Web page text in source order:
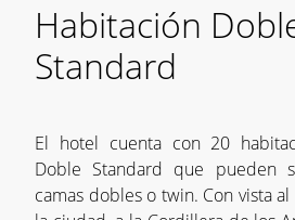
Habitación
Standard
El hotel cuenta con 20
Doble Standard que pueden
camas dobles o twin. Con vista